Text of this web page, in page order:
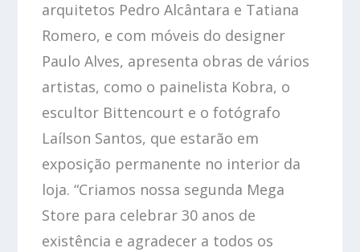
arquitetos Pedro Alcântara e Tatiana
Romero, e com móveis do designer
Paulo Alves, apresenta obras de vários
artistas, como o painelista Kobra, o
escultor Bittencourt e o fotógrafo
Laílson Santos, que estarão em
exposição permanente no interior da
loja. “Criamos nossa segunda Mega
Store para celebrar 30 anos de
existência e agradecer a todos os